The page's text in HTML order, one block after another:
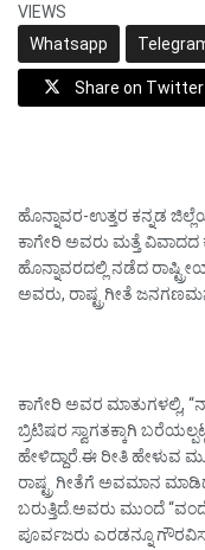
VIEWS
Whatsapp
Share on Twitter
ಹೊನ್ನಾವರ-ಉತ್ತರ ಕನ್ನಡ
ಕಾಗೇರಿ ಅವರು ಮತ್ತೆ ವಿವಾದದ
ಹೊನ್ನಾವರದಲ್ಲಿ ನಡೆದ
ಅವರು, ರಾಷ್ಟ್ರಗೀತೆ
ಕಾಗೇರಿ ಅವರ ಮಾತುಗಳಲ್ಲಿ,
ಬ್ರಿಟಿಷರ ಸ್ವಾಗತಕ್ಕಾಗಿ
ಹೇಳಿದ್ದಾರೆ.ಈ ರೀತಿ ಹೇಳುವ
ರಾಷ್ಟ್ರ ಗೀತೆಗೆ ಅವಮಾನ
ಬರುತ್ತಿದೆ.ಅವರು ಮುಂದೆ
ಪೂರ್ವಜರು ಎರಡನ್ನೂ